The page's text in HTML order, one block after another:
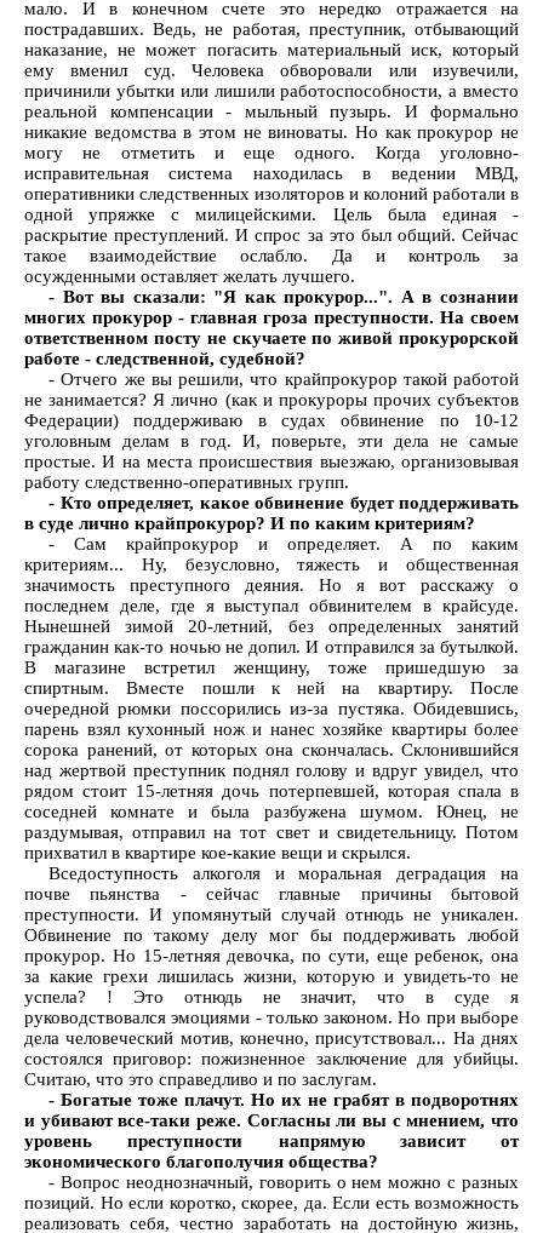
мало. И в конечном счете это нередко отражается на
пострадавших. Ведь, не работая, преступник, отбывающий
наказание, не может погасить материальный иск, который
ему вменил суд. Человека обворовали или изувечили,
причинили убытки или лишили работоспособности, а вместо
реальной компенсации - мыльный пузырь. И формально
никакие ведомства в этом не виноваты. Но как прокурор не
могу не отметить и еще одного. Когда уголовно-
исправительная система находилась в ведении МВД,
оперативники следственных изоляторов и колоний работали в
одной упряжке с милицейскими. Цель была единая -
раскрытие преступлений. И спрос за это был общий. Сейчас
такое взаимодействие ослабло. Да и контроль за
осужденными оставляет желать лучшего.
- Вот вы сказали: "Я как прокурор...". А в сознании
многих прокурор - главная гроза преступности. На своем
ответственном посту не скучаете по живой прокурорской
работе - следственной, судебной?
- Отчего же вы решили, что крайпрокурор такой работой
не занимается? Я лично (как и прокуроры прочих субъектов
Федерации) поддерживаю в судах обвинение по 10-12
уголовным делам в год. И, поверьте, эти дела не самые
простые. И на места происшествия выезжаю, организовывая
работу следственно-оперативных групп.
- Кто определяет, какое обвинение будет поддерживать
в суде лично крайпрокурор? И по каким критериям?
- Сам крайпрокурор и определяет. А по каким
критериям... Ну, безусловно, тяжесть и общественная
значимость преступного деяния. Но я вот расскажу о
последнем деле, где я выступал обвинителем в крайсуде.
Нынешней зимой 20-летний, без определенных занятий
гражданин как-то ночью не допил. И отправился за бутылкой.
В магазине встретил женщину, тоже пришедшую за
спиртным. Вместе пошли к ней на квартиру. После
очередной рюмки поссорились из-за пустяка. Обидевшись,
парень взял кухонный нож и нанес хозяйке квартиры более
сорока ранений, от которых она скончалась. Склонившийся
над жертвой преступник поднял голову и вдруг увидел, что
рядом стоит 15-летняя дочь потерпевшей, которая спала в
соседней комнате и была разбужена шумом. Юнец, не
раздумывая, отправил на тот свет и свидетельницу. Потом
прихватил в квартире кое-какие вещи и скрылся.
Вседоступность алкоголя и моральная деградация на
почве пьянства - сейчас главные причины бытовой
преступности. И упомянутый случай отнюдь не уникален.
Обвинение по такому делу мог бы поддерживать любой
прокурор. Но 15-летняя девочка, по сути, еще ребенок, она
за какие грехи лишилась жизни, которую и увидеть-то не
успела? ! Это отнюдь не значит, что в суде я
руководствовался эмоциями - только законом. Но при выборе
дела человеческий мотив, конечно, присутствовал... На днях
состоялся приговор: пожизненное заключение для убийцы.
Считаю, что это справедливо и по заслугам.
- Богатые тоже плачут. Но их не грабят в подворотнях
и убивают все-таки реже. Согласны ли вы с мнением, что
уровень преступности напрямую зависит от
экономического благополучия общества?
- Вопрос неоднозначный, говорить о нем можно с разных
позиций. Но если коротко, скорее, да. Если есть возможность
реализовать себя, честно заработать на достойную жизнь,